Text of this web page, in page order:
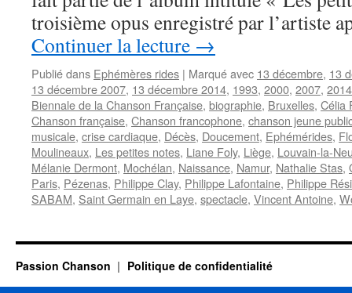
troisième opus enregistré par l’artiste
Continuer la lecture →
Publié dans Ephémères rides | Marqué avec 13 décembre, 13
13 décembre 2007, 13 décembre 2014, 1993, 2000, 2007, 2014
Biennale de la Chanson Française, biographie, Bruxelles, Célia
Chanson française, Chanson francophone, chanson jeune
musicale, crise cardiaque, Décès, Doucement, Ephémérides,
Moulineaux, Les petites notes, Liane Foly, Liège, Louvain-la-
Mélanie Dermont, Mochélan, Naissance, Namur, Nathalie Stas,
Paris, Pézenas, Philippe Clay, Philippe Lafontaine, Philippe
SABAM, Saint Germain en Laye, spectacle, Vincent Antoine,
Passion Chanson Politique de confidentialité